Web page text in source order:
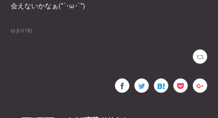
会えないかなぁ(*´･ω･`*)
ゆき (178)